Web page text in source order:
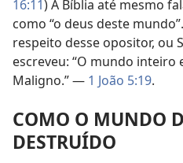
16:11) A Bíblia até mesmo
como “o deus deste
respeito desse opositor, ou
escreveu: “O mundo inteiro
Maligno.” — 1 João 5:19.
COMO O MUNDO
DESTRUÍDO